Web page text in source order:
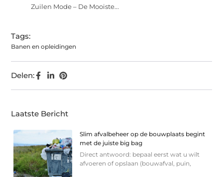
Zuilen Mode – De Mooiste...
Tags:
Banen en opleidingen
Delen:
Laatste Bericht
Slim afvalbeheer op de bouwplaats begint
met de juiste big bag
Direct antwoord: bepaal eerst wat u wilt
afvoeren of opslaan (bouwafval, puin,